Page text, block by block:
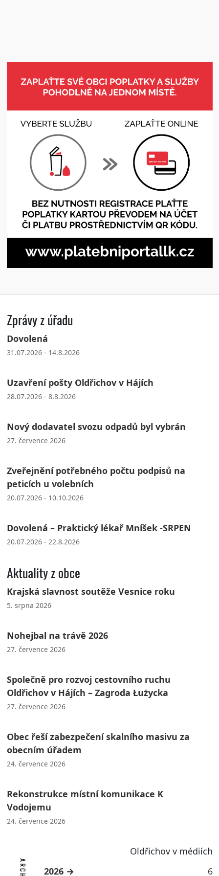
Zprávy z úřadu
Dovolená
31.07.2026 - 14.8.2026
Uzavření pošty Oldřichov v Hájích
28.07.2026 - 8.8.2026
Nový dodavatel svozu odpadů byl vybrán
27. července 2026
Zveřejnění potřebného počtu podpisů na
peticích u volebních
20.07.2026 - 10.10.2026
Dovolená – Praktický lékař Mníšek -SRPEN
20.07.2026 - 22.8.2026
Aktuality z obce
Krajská slavnost soutěže Vesnice roku
5. srpna 2026
Nohejbal na trávě 2026
27. července 2026
Společně pro rozvoj cestovního ruchu
Oldřichov v Hájích – Zagroda Łużycka
27. července 2026
Obec řeší zabezpečení skalního masivu za
obecním úřadem
24. července 2026
Rekonstrukce místní komunikace K
Vodojemu
24. července 2026
Oldřichov v médiích
2026
6